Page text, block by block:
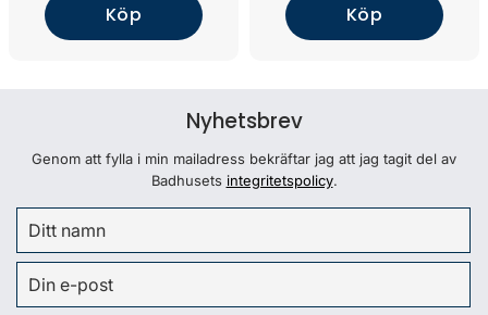
Köp Köp
Nyhetsbrev
Genom att fylla i min mailadress bekräftar jag att jag tagit del av
Badhusets integritetspolicy.